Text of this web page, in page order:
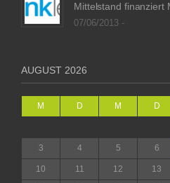
Mittelstand finanziert
07/06/2013 -
AUGUST 2026
M D M D
3 4 5 6
10 11 12 13